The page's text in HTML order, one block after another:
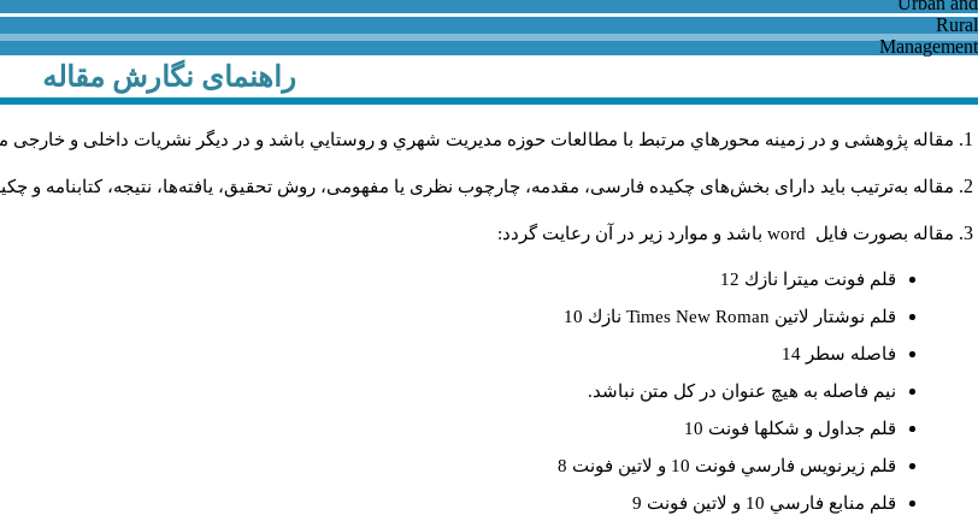
راهنمای نگارش مقاله
مقاله پژوهشی و در زمینه محورهاي مرتبط با مطالعات حوزه مديريت شهري و روستايي باشد و در دیگر نشریات داخلی و خارجی
مقاله به‌ترتیب باید دارای بخش‌های چکیده فارسی، مقدمه، چارچوب نظری یا مفهومی، روش تحقیق، یافته‌ها، نتیجه، کتابنامه و
مقاله بصورت فايل word باشد و موارد زير در آن رعايت گردد:
قلم فونت ميترا نازك 12
قلم نوشتار لاتين Times New Roman نازك 10
فاصله سطر 14
نيم فاصله به هيچ عنوان در كل متن نباشد.
قلم جداول و شكلها فونت 10
قلم زيرنويس فارسي فونت 10 و لاتين فونت 8
قلم منابع فارسي 10 و لاتين فونت 9